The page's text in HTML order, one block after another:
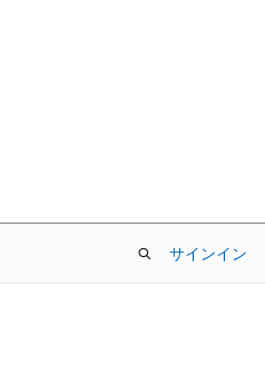
サインイン